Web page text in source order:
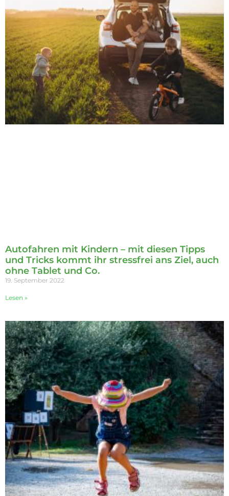
Autofahren mit Kindern – mit diesen Tipps
und Tricks kommt ihr stressfrei ans Ziel, auch
ohne Tablet und Co.
19. September 2022
Lesen »